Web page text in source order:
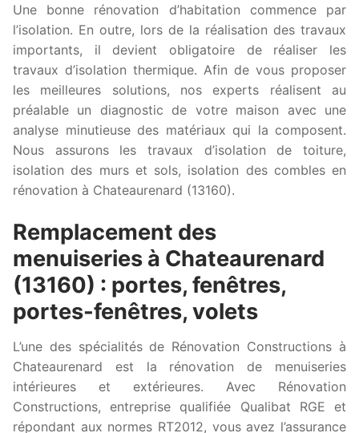
Une bonne rénovation d’habitation commence par
l’isolation. En outre, lors de la réalisation des travaux
importants, il devient obligatoire de réaliser les
travaux d’isolation thermique. Afin de vous proposer
les meilleures solutions, nos experts réalisent au
préalable un diagnostic de votre maison avec une
analyse minutieuse des matériaux qui la composent.
Nous assurons les travaux d’isolation de toiture,
isolation des murs et sols, isolation des combles en
rénovation à Chateaurenard (13160).
Remplacement des
menuiseries à Chateaurenard
(13160) : portes, fenêtres,
portes-fenêtres, volets
L’une des spécialités de Rénovation Constructions à
Chateaurenard est la rénovation de menuiseries
intérieures et extérieures. Avec Rénovation
Constructions, entreprise qualifiée Qualibat RGE et
répondant aux normes RT2012, vous avez l’assurance